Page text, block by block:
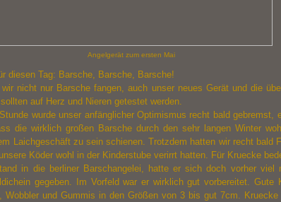
Angelgerät zum ersten Mai
diesen Tag: Barsche, Barsche, Barsche!
nicht nur Barsche fangen, auch unser neues Gerät und die
auf Herz und Nieren getestet werden.
wurde unser anfänglicher Optimismus recht bald gebremst,
die wirklich großen Barsche durch den sehr langen Winter
Laichgeschäft zu sein schienen. Trotzdem hatten wir recht bald
Köder wohl in der Kinderstube verirrt hatten. Für Kruecke
in die berliner Barschangelei, hatte er sich doch vorher viel
gegeben. Im Vorfeld war er wirklich gut vorbereitet. Gute
Wobbler und Gummis in den Größen von 3 bis gut 7cm. Kruecke